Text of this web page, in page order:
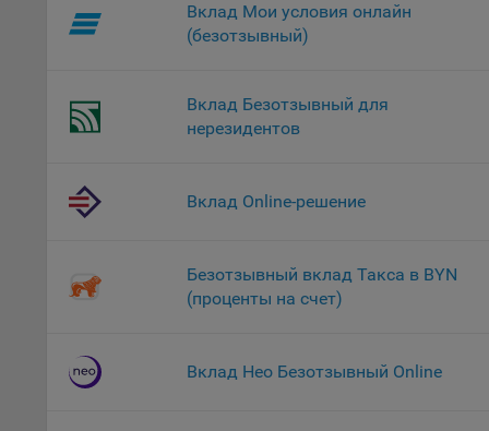
Вклад Мои условия онлайн
(безотзывный)
Вклад Безотзывный для
нерезидентов
Вклад Online-решение
Безотзывный вклад Такса в BYN
(проценты на счет)
Вклад Нео Безотзывный Online